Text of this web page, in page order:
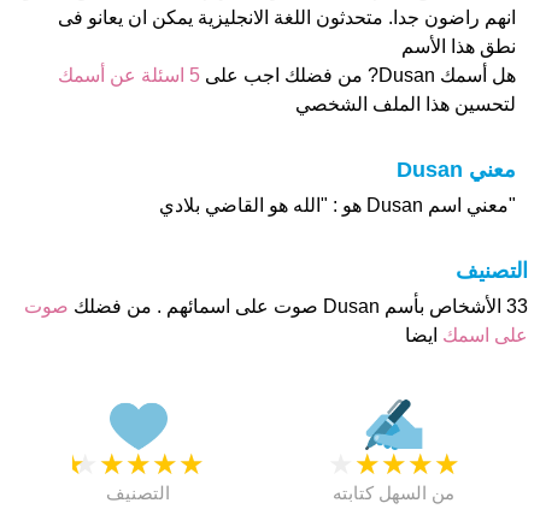
انهم راضون جدا. متحدثون اللغة الانجليزية يمكن ان يعانو فى
نطق هذا الأسم
هل أسمك Dusan? من فضلك اجب على
5 اسئلة عن أسمك
لتحسين هذا الملف الشخصي
معني Dusan
"معني اسم Dusan هو : "الله هو القاضي بلادي
التصنيف
33 الأشخاص بأسم Dusan صوت على اسمائهم . من فضلك
صوت
على اسمك ايضا
★
★
★
★
★
التصنيف
★
★
★
★
من السهل كتابته